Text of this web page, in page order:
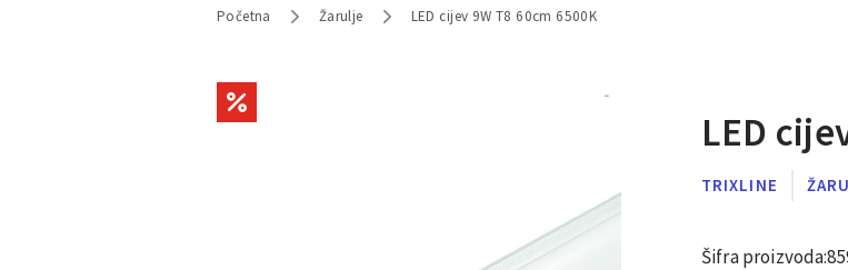
Početna Žarulje LED cijev 9W T8 60cm 6500K
LED
TRIXLINE
Šifra proizvoda: